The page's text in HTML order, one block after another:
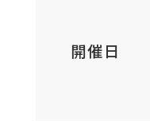
開催日